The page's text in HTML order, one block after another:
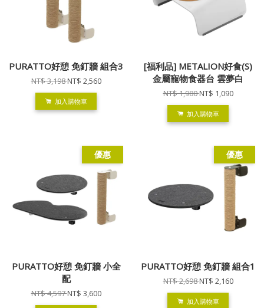
PURATTO好憩 免釘牆 組合3
NT$ 3,198NT$ 2,560
加入購物車
[福利品] METALION好食(S)
金屬寵物食器台 雲夢白
NT$ 1,980NT$ 1,090
加入購物車
優惠
PURATTO好憩 免釘牆 小全
配
NT$ 4,597NT$ 3,600
優惠
PURATTO好憩 免釘牆 組合1
NT$ 2,698NT$ 2,160
加入購物車